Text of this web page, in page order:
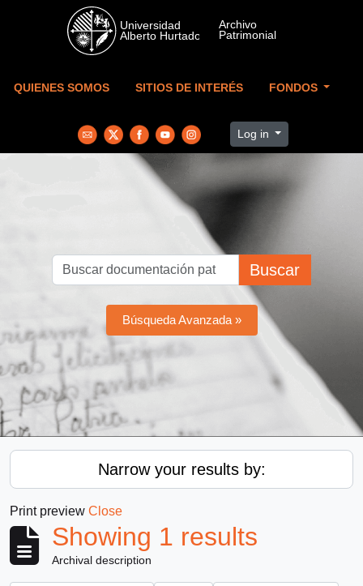
Skip to main content
QUIENES SOMOS SITIOS DE INTERÉS FONDOS
Log in
Buscar
Búsqueda Avanzada »
Narrow your results by:
Print preview Close
Showing 1 results
Archival description